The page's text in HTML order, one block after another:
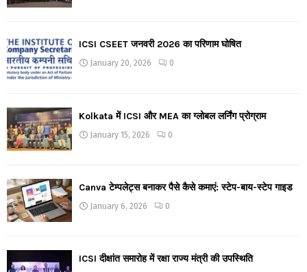
ICSI CSEET जनवरी 2026 का परिणाम घोषित
January 20, 2026 0
Kolkata में ICSI और MEA का ग्लोबल लर्निंग प्रोग्राम
January 15, 2026 0
Canva टेम्पलेट्स बनाकर पैसे कैसे कमाएं: स्टेप-बाय-स्टेप गाइड
January 6, 2026 0
ICSI दीक्षांत समारोह में रक्षा राज्य मंत्री की उपस्थिति